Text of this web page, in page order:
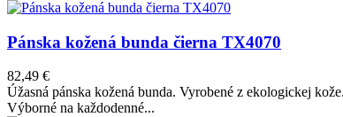
Pánska kožená bunda čierna TX4070
82,49 €
Úžasná pánska kožená bunda. Vyrobené z ekologickej
Výborné na každodenné...